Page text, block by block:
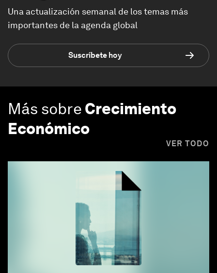
Una actualización semanal de los temas más
importantes de la agenda global
Suscríbete hoy
Más sobre Crecimiento
Económico
VER TODO